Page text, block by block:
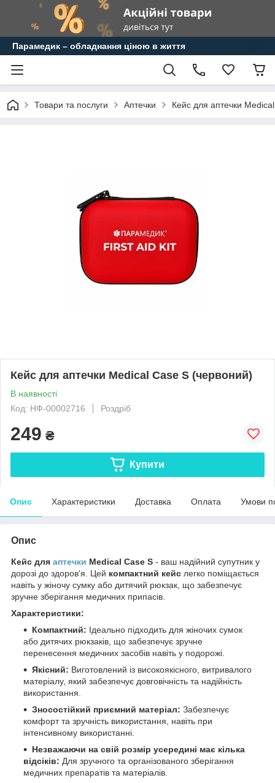
Парамедик – обладнання ціною в життя
Товари та послуги Аптечки Кейс для аптечки
Кейс для аптечки Medical Case S (червоний)
В наявності
Код: НФ-00002716
Роздріб
249 ₴
Купити
Опис Характеристики Доставка Оплата Умови
Опис
Кейс для аптечки Medical Case S - ваш надійний супутник у
дорозі до здоров'я. Цей компактний кейс легко поміщається
навіть у жіночу сумку або дитячий рюкзак, що забезпечує
зручне зберігання медичних припасів.
Характеристики:
Компактний: Ідеально підходить для жіночих сумок
або дитячих рюкзаків, що забезпечує зручне
перенесення медичних засобів навіть у подорожі.
Якісний: Виготовлений із високоякісного, витривалого
матеріалу, який забезпечує довговічність та надійність
використання.
Зносостійкий приємний матеріал: Забезпечує
комфорт та зручність використання, навіть при
інтенсивному використанні.
Незважаючи на свій розмір усередині має кілька
відсіків: Для зручного та організованого зберігання
медичних препаратів та матеріалів.